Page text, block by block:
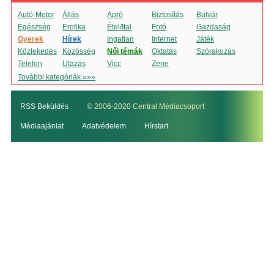
Autó-Motor Állás Apró Biztosítás
Bulvár
Egészség
Erotika Étel/Ital Fotó
Gazdaság
Gyerek
Hírek Ingatlan Internet
Játék
Közlekedés
Közösség Női témák Oktatás
Szórakozás
Telefon
Utazás Vicc
Zene
További kategóriák »»»
RSS Beküldés © 2006-2020 Central Médiacsoport
Médiaajánlat Adatvédelem Hírstart